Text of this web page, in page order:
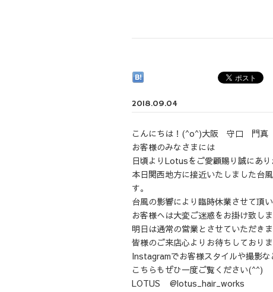
2018.09.04
こんにちは！(^o^)大阪 守口 門
お客様のみなさまには
日頃よりLotusをご愛顧賜り誠にあり
本日関西地方に接近いたしました台
す。
台風の影響により臨時休業させて頂い
お客様へは大変ご迷惑をお掛け致し
明日は通常の営業とさせていただき
皆様のご来店心よりお待ちしておりま
Instagramでお客様スタイルや撮影
こちらもぜひ一度ご覧ください(^^)
LOTUS @lotus_hair_works